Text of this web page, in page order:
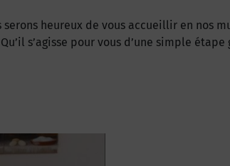
heureux de vous accueillir en nos
s’agisse pour vous d’une simple